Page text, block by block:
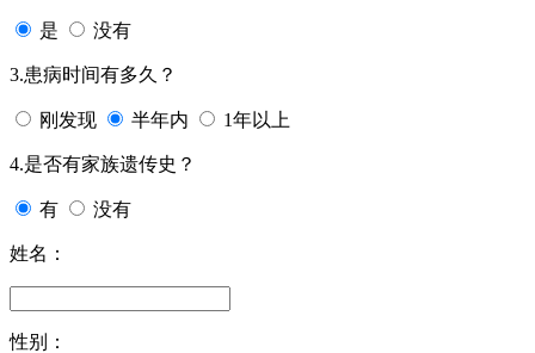
是 没有
3.患病时间有多久？
刚发现 半年内 1年以上
4.是否有家族遗传史？
有 没有
姓名：
性别：